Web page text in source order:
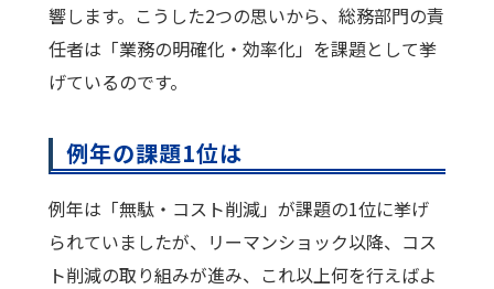
響します。こうした2つの思いから、総務部門の責
任者は「業務の明確化・効率化」を課題として挙
げているのです。
例年の課題1位は
例年は「無駄・コスト削減」が課題の1位に挙げ
られていましたが、リーマンショック以降、コス
ト削減の取り組みが進み、これ以上何を行えばよ